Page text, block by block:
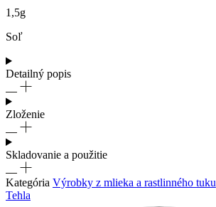
1,5g
Soľ
Detailný popis
Zloženie
Skladovanie a použitie
Kategória Výrobky z mlieka a rastlinného tuku
Tehla